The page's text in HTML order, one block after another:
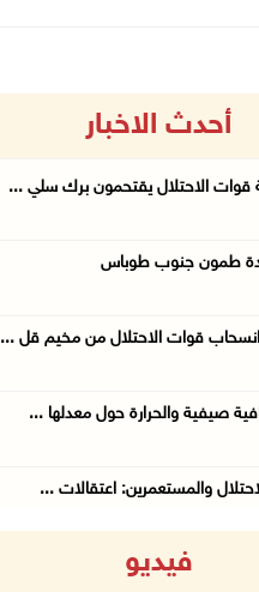
أحدث الاخبار
قوات الاحتلال يقتحمون برك سلي ...
طمون جنوب طوباس
قوات الاحتلال من مخيم قل ...
صيفية والحرارة حول معدلها ...
والمستعمرين: اعتقالات ...
من 310 دونمات وال ...فيديو